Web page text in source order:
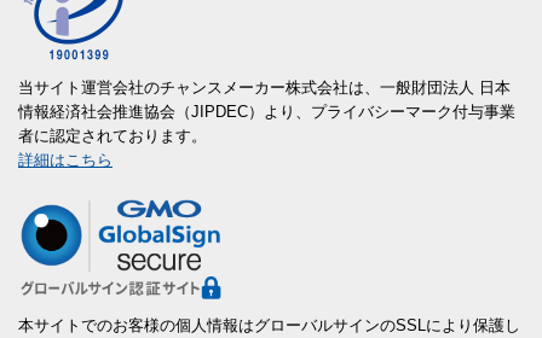
当サイト運営会社のチャンスメーカー株式会社は、一般財団法人 日本
情報経済社会推進協会（JIPDEC）より、プライバシーマーク付与事業
者に認定されております。
詳細はこちら
本サイトでのお客様の個人情報はグローバルサインのSSLにより保護し